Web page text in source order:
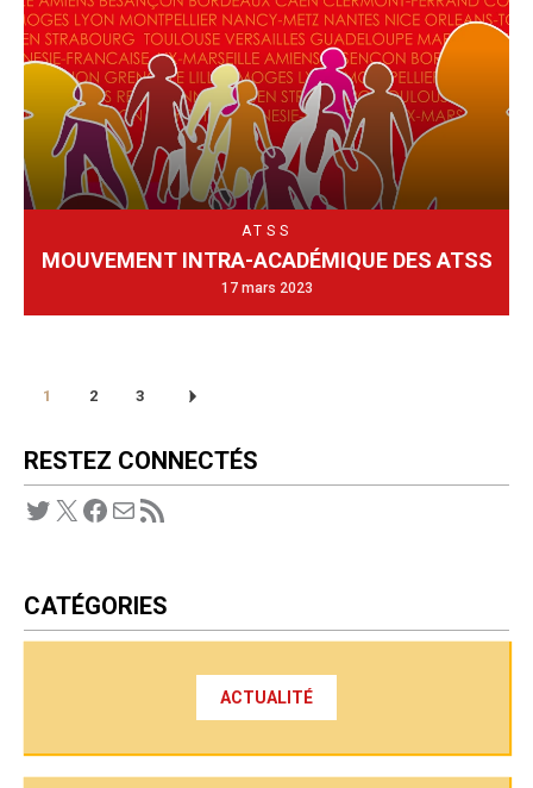
ATSS
MOUVEMENT INTRA-ACADÉMIQUE DES ATSS
17 mars 2023
1 2 3
RESTEZ CONNECTÉS
Twitter X Facebook E-mail Flux RSS
CATÉGORIES
ACTUALITÉ